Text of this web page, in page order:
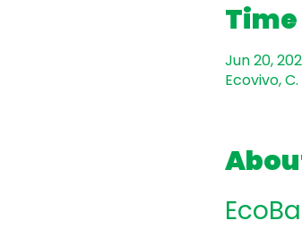
Jun 20,
Ecovivo,